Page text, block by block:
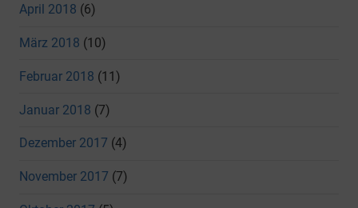
April 2018 (6)
März 2018 (10)
Februar 2018 (11)
Januar 2018 (7)
Dezember 2017 (4)
November 2017 (7)